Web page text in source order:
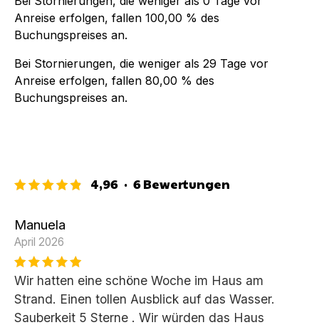
Anreise erfolgen, fallen 100,00 % des
Buchungspreises an.
Bei Stornierungen, die weniger als 29 Tage vor
Anreise erfolgen, fallen 80,00 % des
Buchungspreises an.
4,96 · 6Bewertungen
Manuela
April 2026
Wir hatten eine schöne Woche im Haus am
Strand. Einen tollen Ausblick auf das Wasser.
Sauberkeit 5 Sterne . Wir würden das Haus